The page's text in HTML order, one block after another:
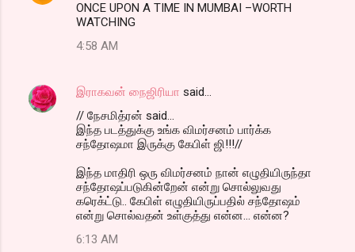
ONCE UPON A TIME IN MUMBAI –WORTH
WATCHING
4:58 AM
இராகவன் நைஜிரியா said…
// நேசமித்ரன் said...
இந்த படத்துக்கு உங்க விமர்சனம் பார்க்க
சந்தோஷமா இருக்கு கேபிள் ஜி!!!//
இந்த மாதிரி ஒரு விமர்சனம் நான் எழுதியிருந்தா
சந்தோஷப்படுகின்றேன் என்று சொல்லுவது
கரெக்ட்டு.. கேபிள் எழுதியிருப்பதில் சந்தோஷம்
என்று சொல்வதன் உள்குத்து என்ன... என்ன?
6:13 AM